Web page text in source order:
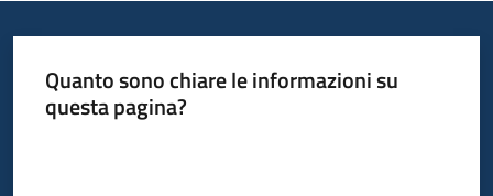
Quanto sono chiare le informazioni su
questa pagina?